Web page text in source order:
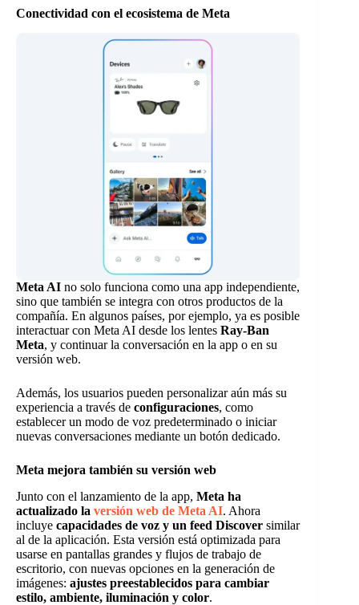
Conectividad con el ecosistema de Meta
Meta AI no solo funciona como una app independiente,
sino que también se integra con otros productos de la
compañía. En algunos países, por ejemplo, ya es posible
interactuar con Meta AI desde los lentes Ray-Ban
Meta, y continuar la conversación en la app o en su
versión web.
Además, los usuarios pueden personalizar aún más su
experiencia a través de configuraciones, como
establecer un modo de voz predeterminado o iniciar
nuevas conversaciones mediante un botón dedicado.
Meta mejora también su versión web
Junto con el lanzamiento de la app, Meta ha
actualizado la versión web de Meta AI. Ahora
incluye capacidades de voz y un feed Discover similar
al de la aplicación. Esta versión está optimizada para
usarse en pantallas grandes y flujos de trabajo de
escritorio, con nuevas opciones en la generación de
imágenes: ajustes preestablecidos para cambiar
estilo, ambiente, iluminación y color.